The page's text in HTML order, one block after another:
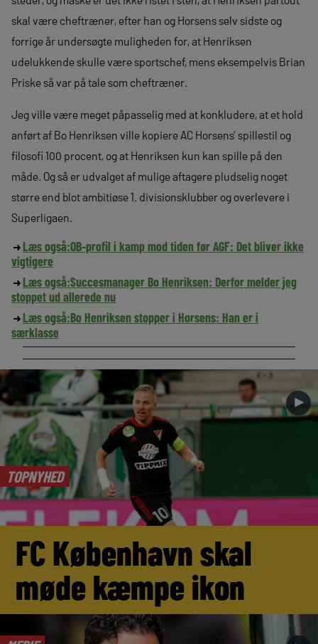
skal være cheftræner, efter han og Horsens selv sidste og
forrige år undersøgte muligheden for, at Henriksen
udelukkende skulle være sportschef, mens eksempelvis Brian
Priske så var på tale som cheftræner.
Jeg ville være meget påpasselig med at konkludere, at et hold
anført af Bo Henriksen ville kopiere AC Horsens’ spillestil og
filosofi 100 procent, og at Henriksen kun kan spille på den
måde. Og så er udvalget af mulige aftagere pludselig noget
større end blot ambitiøse 1. divisionsklubber og overlevere i
Superligaen.
Læs også:OB-profil i kamp mod tiden før AGF: Det bliver ikke
vigtigere
Læs også:Succesmanager Bo Henriksen: Derfor melder jeg
stoppet ud allerede nu
Læs også:Bo Henriksen stopper i Horsens: Han er i
særklasse
TOPNYHED
►
FC København skal
møde kæmpe ikon